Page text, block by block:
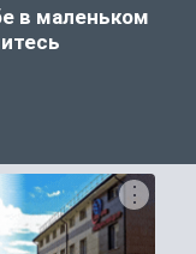
в маленьком